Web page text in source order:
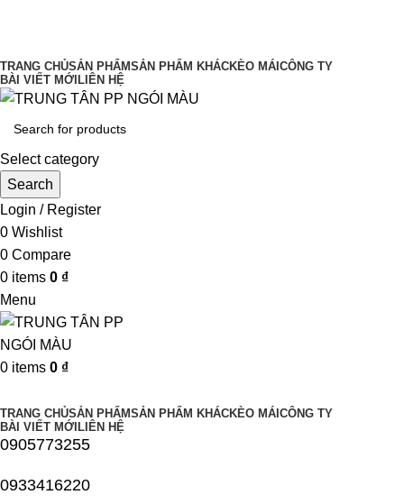
TRANG CHỦSẢN PHẨMSẢN PHẨM KHÁCKÈO MÁI CÔNG TY
BÀI VIẾT MỚI LIÊN HỆ
Select category
Search
Login / Register
0 Wishlist
0 Compare
0 items 0 ₫
Menu
0 items 0 ₫
TRANG CHỦSẢN PHẨMSẢN PHẨM KHÁCKÈO MÁI CÔNG TY
BÀI VIẾT MỚI LIÊN HỆ
0905773255
0933416220